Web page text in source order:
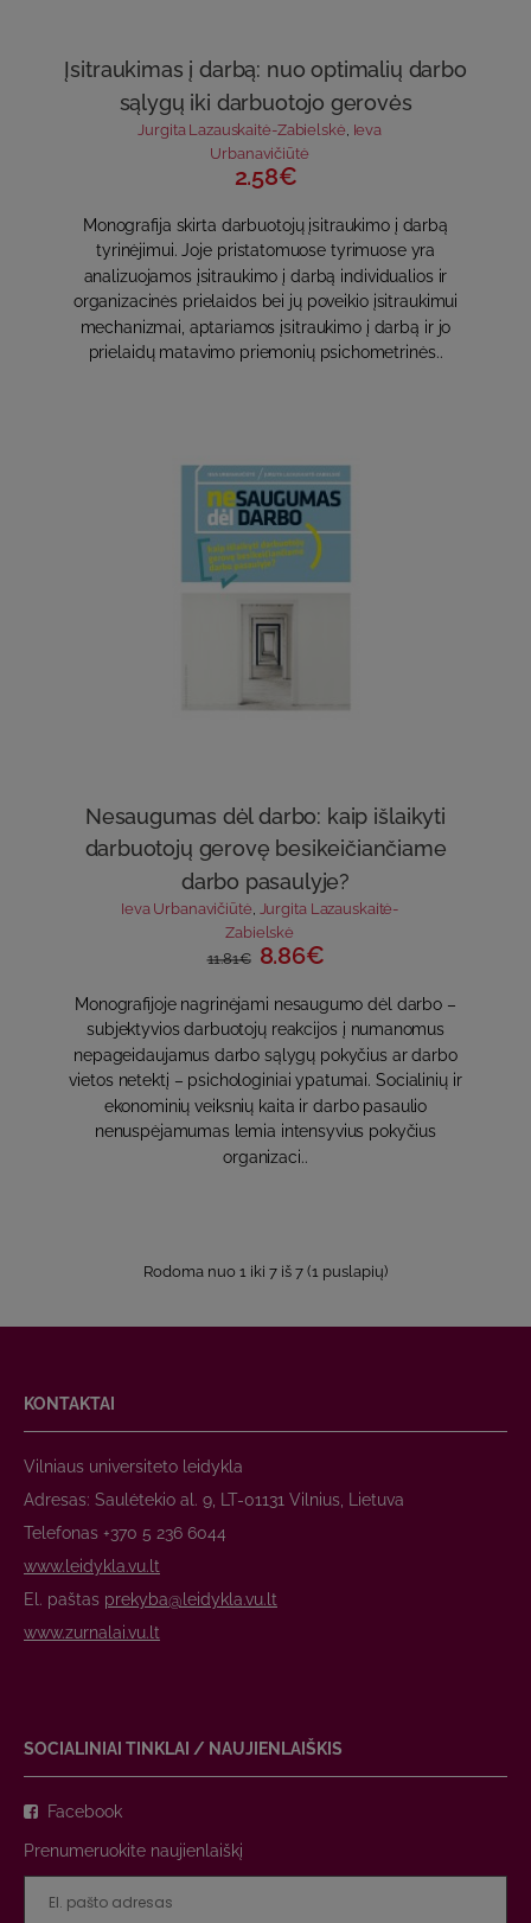
Įsitraukimas į darbą: nuo optimalių darbo
sąlygų iki darbuotojo gerovės
Jurgita Lazauskaitė-Zabielskė, Ieva
Urbanavičiūtė
2.58€
Monografija skirta darbuotojų įsitraukimo į darbą
tyrinėjimui. Joje pristatomuose tyrimuose yra
analizuojamos įsitraukimo į darbą individualios ir
organizacinės prielaidos bei jų poveikio įsitraukimui
mechanizmai, aptariamos įsitraukimo į darbą ir jo
prielaidų matavimo priemonių psichometrinės..
Nesaugumas dėl darbo: kaip išlaikyti
darbuotojų gerovę besikeičiančiame
darbo pasaulyje?
Ieva Urbanavičiūtė, Jurgita Lazauskaitė-
Zabielskė
11.81€ 8.86€
Monografijoje nagrinėjami nesaugumo dėl darbo –
subjektyvios darbuotojų reakcijos į numanomus
nepageidaujamus darbo sąlygų pokyčius ar darbo
vietos netektį – psichologiniai ypatumai. Socialinių ir
ekonominių veiksnių kaita ir darbo pasaulio
nenuspėjamumas lemia intensyvius pokyčius
organizaci..
Rodoma nuo 1 iki 7 iš 7 (1 puslapių)
KONTAKTAI
Vilniaus universiteto leidykla
Adresas: Saulėtekio al. 9, LT-01131 Vilnius, Lietuva
Telefonas +370 5 236 6044
www.leidykla.vu.lt
El. paštas prekyba@leidykla.vu.lt
www.zurnalai.vu.lt
SOCIALINIAI TINKLAI / NAUJIENLAIŠKIS
Facebook
Prenumeruokite naujienlaiškį